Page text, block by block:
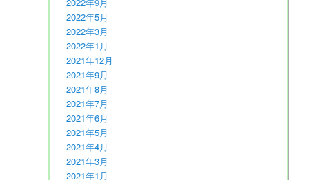
2022年5月
2022年3月
2022年1月
2021年12月
2021年9月
2021年8月
2021年7月
2021年6月
2021年5月
2021年4月
2021年3月
2021年1月